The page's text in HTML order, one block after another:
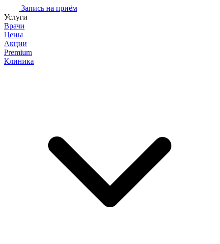
Запись на приём
Услуги
Врачи
Цены
Акции
Premium
Клиника